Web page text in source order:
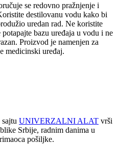
se redovno pražnjenje i
destilovanu vodu kako bi
uredan rad. Ne koristite
bazu uređaja u vodu i ne
Proizvod je namenjen za
medicinski uređaj.
UNIVERZALNI ALAT vrši
Srbije, radnim danima u
pošiljke.